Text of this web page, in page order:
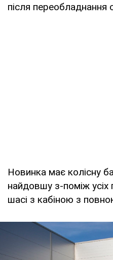
після переобладнання
Новинка має колісну
найдовшу з-поміж
шасі з кабіною з